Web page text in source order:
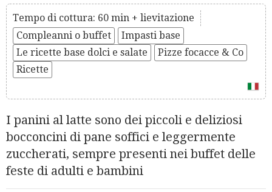
Tempo di cottura: 60 min + lievitazione
Compleanni o buffet
Impasti base
Le ricette base dolci e salate
Pizze focacce & Co
Ricette
I panini al latte sono dei piccoli e deliziosi
bocconcini di pane soffici e leggermente
zuccherati, sempre presenti nei buffet delle
feste di adulti e bambini